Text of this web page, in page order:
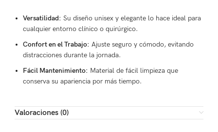
Versatilidad: Su diseño unisex y elegante lo hace ideal para
cualquier entorno clínico o quirúrgico.
Confort en el Trabajo: Ajuste seguro y cómodo, evitando
distracciones durante la jornada.
Fácil Mantenimiento: Material de fácil limpieza que
conserva su apariencia por más tiempo.
Valoraciones (0)